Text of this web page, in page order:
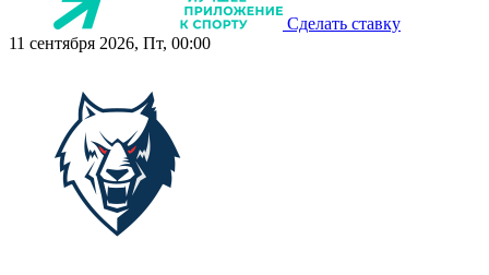
Сделать ставку
11 сентября 2026, Пт, 00:00